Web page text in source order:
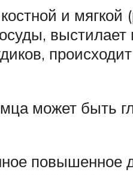
и
может быть
повышенное